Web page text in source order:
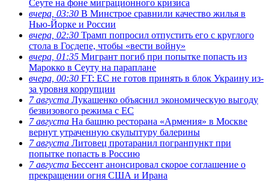
Сеуте на фоне миграционного кризиса
вчера, 03:30 В Минстрое сравнили качество жилья в
Нью-Йорке и России
вчера, 02:30 Трамп попросил отпустить его с круглого
стола в Госдепе, чтобы «вести войну»
вчера, 01:35 Мигрант погиб при попытке попасть из
Марокко в Сеуту на параплане
вчера, 00:30 FT: ЕС не готов принять в блок Украину из-
за уровня коррупции
7 августа Лукашенко объяснил экономическую выгоду
безвизового режима с ЕС
7 августа На башню ресторана «Армения» в Москве
вернут утраченную скульптуру балерины
7 августа Литовец протаранил погранпункт при
попытке попасть в Россию
7 августа Бессент анонсировал скорое соглашение о
прекращении огня США и Ирана